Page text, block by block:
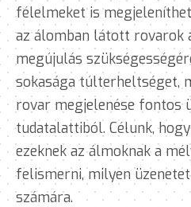
félelmeket is
az álomban látott rovarok
megújulás
sokasága túlterheltséget,
rovar megjelenése fontos
tudatalattiból. Célunk,
ezeknek az álmoknak a
felismerni, milyen
számára.